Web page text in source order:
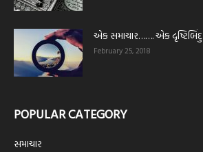
એક સમાચાર……. એક દૃષ્ટિબિંદુ
February 25, 2018
POPULAR CATEGORY
સમાચાર